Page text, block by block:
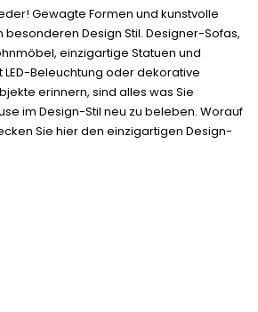
Gewagte Formen und kunstvolle
Design Stil. Designer-Sofas,
einzigartige Statuen und
Beleuchtung oder dekorative
erinnern, sind alles was Sie
im Design-Stil neu zu beleben. Worauf
Sie hier den einzigartigen Design-